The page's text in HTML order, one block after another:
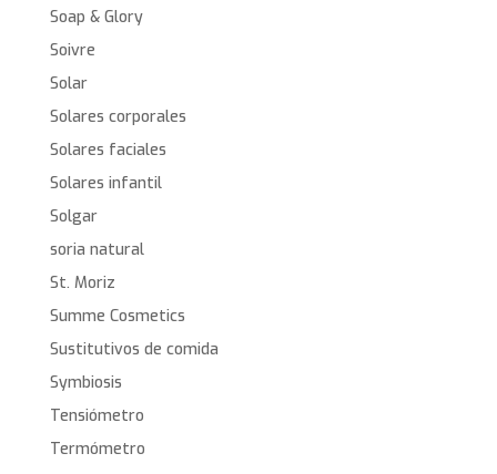
Soap & Glory
Soivre
Solar
Solares corporales
Solares faciales
Solares infantil
Solgar
soria natural
St. Moriz
Summe Cosmetics
Sustitutivos de comida
Symbiosis
Tensiómetro
Termómetro